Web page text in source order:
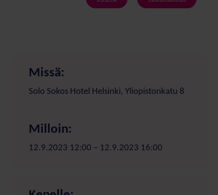
Missä:
Solo Sokos Hotel Helsinki, Yliopistonkatu 8
Milloin:
12.9.2023 12:00 – 12.9.2023 16:00